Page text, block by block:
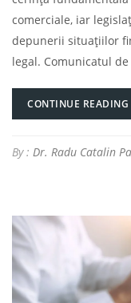
comerciale, iar
depunerii situațiilor
legal. Comunicatul
CONTINUE READING
By : Dr. Radu Catalin